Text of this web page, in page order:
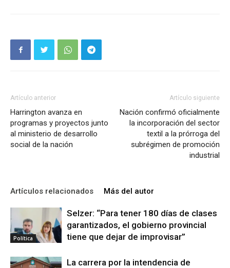
Artículo anterior
Harrington avanza en
programas y proyectos junto
al ministerio de desarrollo
social de la nación
Artículo siguiente
Nación confirmó oficialmente
la incorporación del sector
textil a la prórroga del
subrégimen de promoción
industrial
Artículos relacionados Más del autor
Política
Selzer: “Para tener 180 días de clases
garantizados, el gobierno provincial
tiene que dejar de improvisar”
La carrera por la intendencia de